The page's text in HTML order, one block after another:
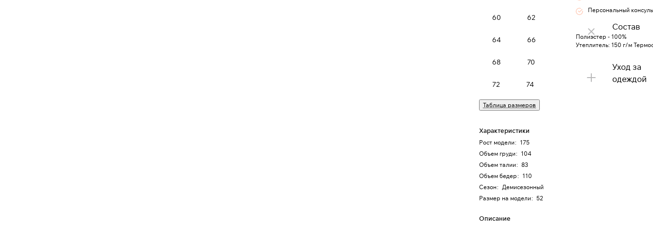
60 62
64 66
68 70
72 74
Таблица размеров
Характеристики
Рост модели: 175
Объем груди: 104
Объем талии: 83
Объем бедер: 110
Сезон: Демисезонный
Размер на модели: 52
Описание
Персональный
Состав
Полиэстер - 100%
Утеплитель: 150 г/м
Уход за
одеждой